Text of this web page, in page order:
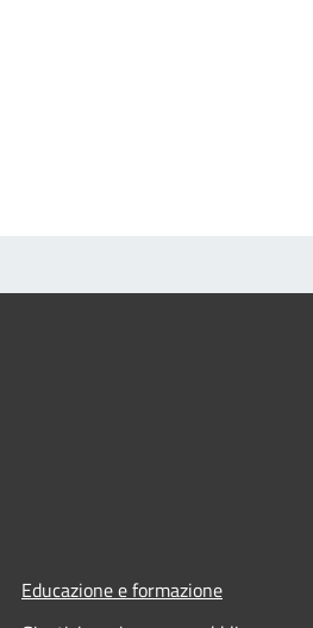
Educazione e formazione